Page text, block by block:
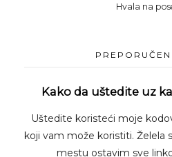
Hvala na
Kako da uštedite uz
Uštedite koristeći moje
koji vam može koristiti. Želela
mestu ostavim sve